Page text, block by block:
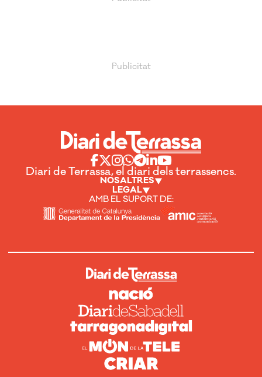
Diari de Terrassa, el diari dels terrassencs.
NOSALTRES
LEGAL
AMB EL SUPORT DE: